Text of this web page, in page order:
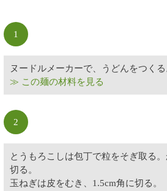
1
ヌードルメーカーで、うどんをつくる
≫ この麺の材料を見る
2
とうもろこしは包丁で粒をそぎ取る
切る。
玉ねぎは皮をむき、1.5cm角に切る。